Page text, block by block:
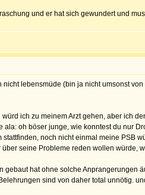
und er hat sich gewundert und
lebensmüde (bin ja nicht umsonst
ich zu meinem Arzt gehen, aber ich
oh böser junge, wie konntest du nur
noch nicht einmal meine PSB
seine Probleme reden wollen würde,
hat ohne solche Anprangerungen
sind von daher total unnötig.